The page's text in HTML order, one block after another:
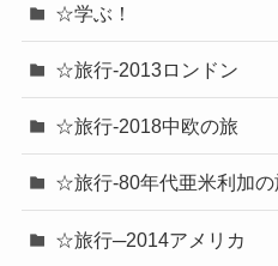
☆学ぶ！
☆旅行-2013ロンドン
☆旅行-2018中欧の旅
☆旅行-80年代亜米利加の
☆旅行─2014アメリカ